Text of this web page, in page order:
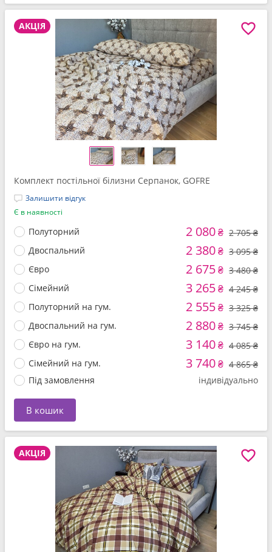
АКЦІЯ
Комплект постільної білизни Серпанок, GOFRE
Залишити відгук
Є в наявності
Полуторний 2 080₴ 2 705 ₴
Двоспальний
2 380₴ 3 095 ₴
Євро
2 675₴ 3 480 ₴
Сімейний
3 265₴ 4 245 ₴
Полуторний на гум.
2 555₴ 3 325 ₴
Двоспальний на гум.
2 880₴ 3 745 ₴
Євро на гум.
3 140₴ 4 085 ₴
Сімейний на гум.
3 740₴ 4 865 ₴
Під замовлення
індивідуально
В кошик
АКЦІЯ